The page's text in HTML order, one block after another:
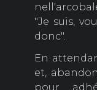
"Je suis,
donc".
En
et,
pour